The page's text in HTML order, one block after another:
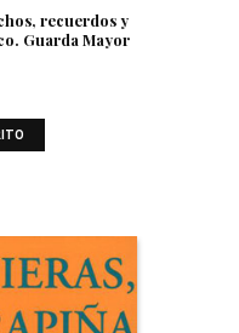
recuerdos y
Guarda Mayor